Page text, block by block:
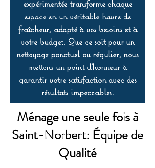
expérimentée transforme chaque
espace en un véritable havre de
fraîcheur, adapté à vos besoins et à
votre budget. Que ce soit pour un
nettoyage ponctuel ou régulier, nous
mettons un point d’honneur à
garantir votre satisfaction avec des
résultats impeccables.
Ménage une seule fois à
Saint-Norbert: Équipe de
Qualité